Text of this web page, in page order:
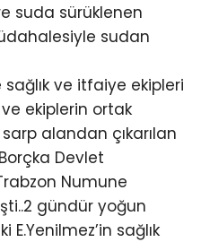
suda sürüklenen
sudan
ve itfaiye ekipleri
ekiplerin ortak
alandan çıkarılan
Devlet
Numune
gündür yoğun
E.Yenilmez’in sağlık